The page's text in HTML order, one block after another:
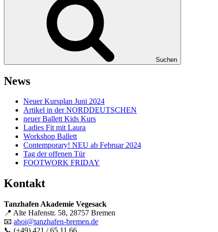
Suchen
News
Neuer Kursplan Juni 2024
Artikel in der NORDDEUTSCHEN
neuer Ballett Kids Kurs
Ladies Fit mit Laura
Workshop Ballett
Contemporary! NEU ab Februar 2024
Tag der offenen Tür
FOOTWORK FRIDAY
Kontakt
Tanzhafen Akademie Vegesack
📍 Alte Hafenstr. 58, 28757 Bremen
📧 ahoi@tanzhafen-bremen.de